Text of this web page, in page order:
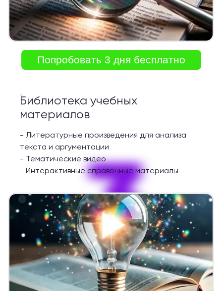
Попробовать 3 дня бесплатно
3
Библиотека учебных
материалов
- Литературные произведения для анализа
текста и аргументации
- Тематические видео
- Интерактивные справочные материалы